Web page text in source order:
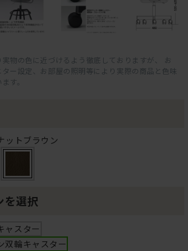
物の色に近づけるよう徹底しておりますが、 お
ー設定、お部屋の照明等により実際の商品と色味
す。
ットブラウン
を選択
ャスター
双輪キャスター